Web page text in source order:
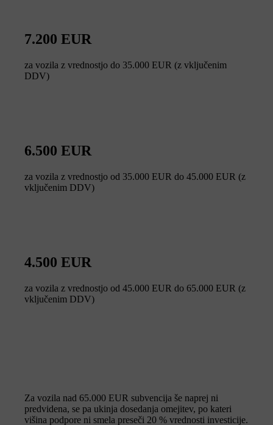
7.200 EUR
za vozila z vrednostjo do 35.000 EUR (z vključenim
DDV)
6.500 EUR
za vozila z vrednostjo od 35.000 EUR do 45.000 EUR (z
vključenim DDV)
4.500 EUR
za vozila z vrednostjo od 45.000 EUR do 65.000 EUR (z
vključenim DDV)
Za vozila nad 65.000 EUR subvencija še naprej ni
predvidena, se pa ukinja dosedanja omejitev, po kateri
višina podpore ni smela preseči 20 % vrednosti investicije.